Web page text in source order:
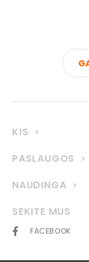
KIS
PASLAUGOS
NAUDINGA
SEKITE MUS
FACEBOOK